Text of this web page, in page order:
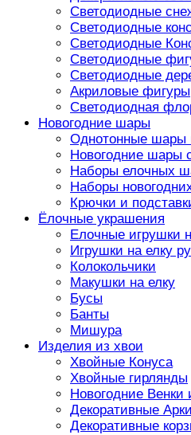
Светодиодные
Светодиодные
Светодиодные
Светодиодные
Светодиодные
Акриловые фигуры
Светодиодная
Новогодние шары
Однотонные шары
Новогодние шары
Наборы елочных
Наборы
Крючки и
Ёлочные украшения
Елочные игрушки
Игрушки на елку
Колокольчики
Макушки на елку
Бусы
Банты
Мишура
Изделия из хвои
Хвойные Конуса
Хвойные гирлянды
Новогодние Венки
Декоративные Арки
Декоративные